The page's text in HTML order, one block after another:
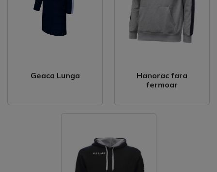
Geaca Lunga
Hanorac fara
fermoar